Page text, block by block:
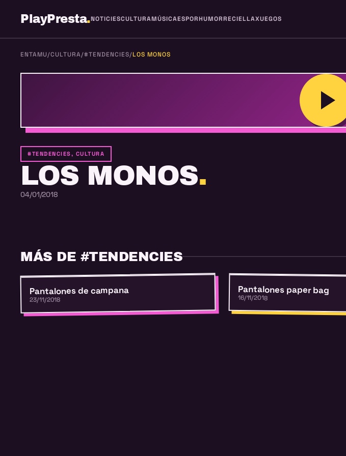
PlayPresta.NOTICIESCULTURAMÚSICAESPORHUMORRECIELLAXUEGOS
ENTAMU/CULTURA/#TENDENCIES/LOS MONOS
#TENDENCIES, CULTURA
LOS MONOS.
04/01/2018
MÁS DE #TENDENCIES
Pantalones de campana
23/11/2018
Pantalones paper bag
16/11/2018